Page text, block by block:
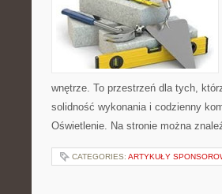
wnętrze. To przestrzeń dla tych,
solidność wykonania i codzienny
Oświetlenie. Na stronie można
CATEGORIES: ARTYKUŁY